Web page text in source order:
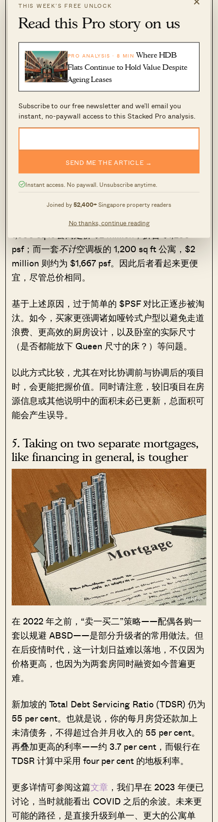
THIS WEEK’S FREE UNLOCK
Read this Pro story on us
PRO ANALYSIS · 8 MIN Where HDB
Flats Continue to Hold Value Despite
Ageing Leases
Subscribe to our free newsletter and we’ll email you
instant, no-paywall access to this Stacked Pro analysis.
SEND ME THE ARTICLE →
Instant access. No paywall. Unsubscribe anytime.
Joined by52,400+Singapore property readers
No thanks, continue reading
GFA harmonisation 之前与之后
的公寓，目前
面积计入，但这会让它们看起来比更新的、协调后
的公寓更大，而后者不能将这些不可居住空间计
入。
这也会扭曲价格感知，因为旧的协调前公寓在
$PSF 基础上显得更便宜。比如，一套含空调板的
1,600 sq ft 公寓定价 $2 million，折合 $1,250
psf；而一套不计空调板的 1,200 sq ft 公寓，$2
million 则约为 $1,667 psf。因此后者看起来更便
宜，尽管总价相同。
基于上述原因，过于简单的 $PSF 对比正逐步被淘
汰。如今，买家更强调诸如哑铃式户型以避免走道
浪费、更高效的厨房设计，以及卧室的实际尺寸
（是否都能放下 Queen 尺寸的床？）等问题。
以此方式比较，尤其在对比协调前与协调后的项目
时，会更能把握价值。同时请注意，较旧项目在房
源信息或其他说明中的面积未必已更新，总面积可
能会产生误导。
5. Taking on two separate mortgages,
like financing in general, is tougher
在 2022 年之前，“卖一买二”策略——配偶各购一
套以规避 ABSD——是部分升级者的常用做法。但
在后疫情时代，这一计划日益难以落地，不仅因为
价格更高，也因为为两套房同时融资如今普遍更
难。
新加坡的 Total Debt Servicing Ratio (TDSR) 仍为
55 per cent。也就是说，你的每月房贷还款加上
未清债务，不得超过合并月收入的 55 per cent。
再叠加更高的利率——约 3.7 per cent，而银行在
TDSR 计算中采用 four per cent 的地板利率。
更多详情可参阅这篇文章 ，我们早在 2023 年便已
讨论，当时就能看出 COVID 之后的余波。未来更
可能的路径，是直接升级到单一、更大的公寓单